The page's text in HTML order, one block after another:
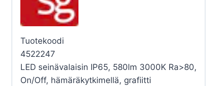
Tuotekoodi
4522247
LED seinävalaisin IP65, 580lm 3000K Ra>80,
On/Off, hämäräkytkimellä, grafiitti